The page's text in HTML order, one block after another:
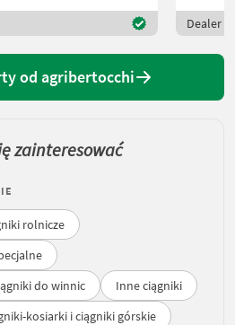
Dealer
od agribertocchi
zainteresować
rolnicze
do winnic
Inne ciągniki
kosiarki i ciągniki górskie